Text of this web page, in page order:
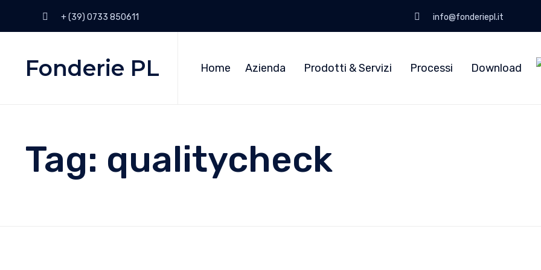
+ (39) 0733 850611 info@fonderiepl.it
Fonderie PL Home Azienda Prodotti & Servizi Processi Download
Tag: qualitycheck